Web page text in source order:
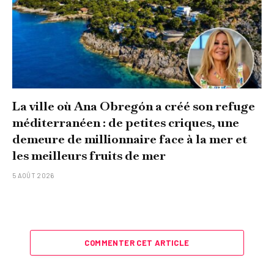
La ville où Ana Obregón a créé son refuge
méditerranéen : de petites criques, une
demeure de millionnaire face à la mer et
les meilleurs fruits de mer
5 AOÛT 2026
COMMENTER CET ARTICLE